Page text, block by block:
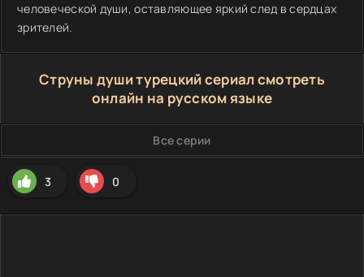
человеческой души, оставляющее яркий след в сердцах
зрителей.
Струны души турецкий сериал смотреть
онлайн на русском языке
Все серии
3 0